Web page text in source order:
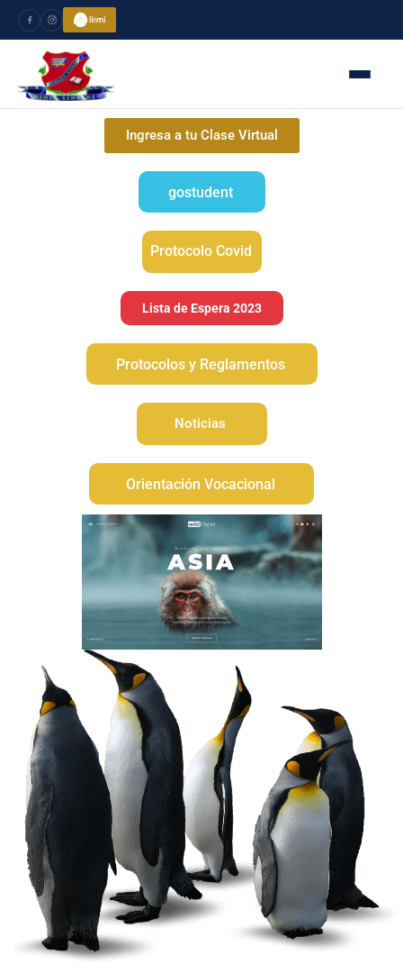
Ingresa a tu Clase Virtual
gostudent
Protocolo Covid
Lista de Espera 2023
Protocolos y Reglamentos
Noticias
Orientación Vocacional